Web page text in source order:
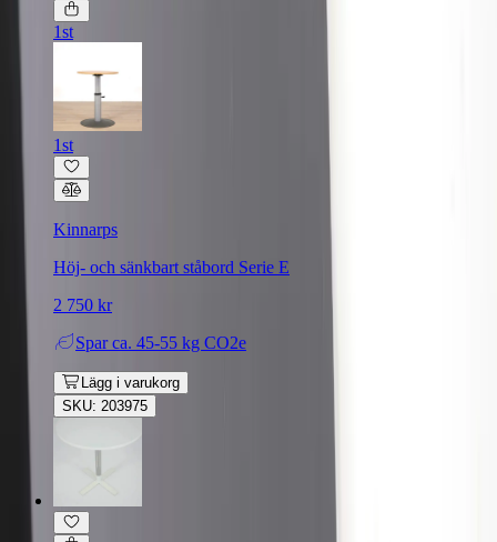
1st
1st
Kinnarps
Höj- och sänkbart ståbord Serie E
2 750 kr
Spar ca. 45-55 kg CO2e
Lägg i varukorg
SKU: 203975